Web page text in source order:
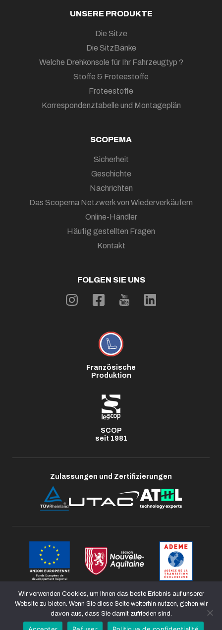
UNSERE PRODUKTE
Die Sitze
Die SitzBänke
Welche Drehkonsole für Ihr Fahrzeugtyp ?
Stoffe & Froteestoffe
Froteestoffe
Korrespondenztabelle und Montageplän
SCOPEMA
Sicherheit
Geschichte
Nachrichten
Das Scopema Netzwerk von Wiederverkäufern
Online-Händler
Häufig gestellten Fragen
Kontakt
FOLGEN SIE UNS
Französische
Produktion
SCOP
seit 1981
Zulassungen und Zertifizierungen
Wir verwenden Cookies, um Ihnen das beste Erlebnis auf unserer
Website zu bieten. Wenn Sie diese Seite weiterhin nutzen, gehen wir
davon aus, dass Sie damit zufrieden sind.